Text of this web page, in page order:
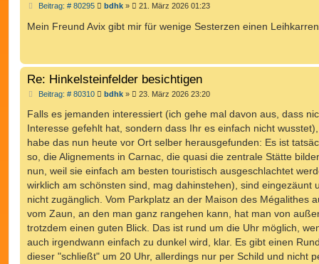
Beitrag: # 80295B
i
t
bdhk» 21. März 2026 01:23
Mein Freund Avix gibt mir für wenige Sesterzen einen
Re: Hinkelsteinfelder besichtigen
Beitrag: # 80310B
i
r
a
g
bdhk» 23. März 2026 23:20
Falls es jemanden interessiert (ich gehe mal davon aus, dass
Interesse gefehlt hat, sondern dass Ihr es einfach nicht
habe das nun heute vor Ort selber herausgefunden: Es ist
so, die Alignements in Carnac, die quasi die zentrale Stätte
nun, weil sie einfach am besten touristisch ausgeschlachtet
wirklich am schönsten sind, mag dahinstehen), sind eingezäunt
nicht zugänglich. Vom Parkplatz an der Maison des Mégalithes
vom Zaun, an den man ganz rangehen kann, hat man von
trotzdem einen guten Blick. Das ist rund um die Uhr möglich,
auch irgendwann einfach zu dunkel wird, klar. Es gibt einen
dieser "schließt" um 20 Uhr, allerdings nur per Schild und nicht